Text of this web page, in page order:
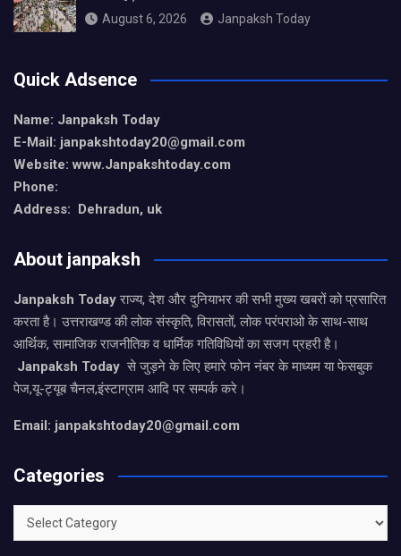
August 6, 2026 Janpaksh Today
Quick Adsence
Name: Janpaksh Today
E-Mail: janpakshtoday20@gmail.com
Website: www.Janpakshtoday.com
Phone:
Address: Dehradun, uk
About janpaksh
Janpaksh Todayराज्य, देश और दुनियाभर की सभी मुख्य खबरों को प्रसारित
करता है। उत्तराखण्ड की लोक संस्कृति, विरासतों, लोक परंपराओ के साथ-साथ
आर्थिक, सामाजिक राजनीतिक व धार्मिक गतिविधियों का सजग प्रहरी है।
Janpaksh Today से जुड़ने के लिए हमारे फोन नंबर के माध्यम या फेसबुक
पेज,यू-ट्यूब चैनल,इंस्टाग्राम आदि पर सम्पर्क करे।
Email: janpakshtoday20@gmail.com
Categories
Categories